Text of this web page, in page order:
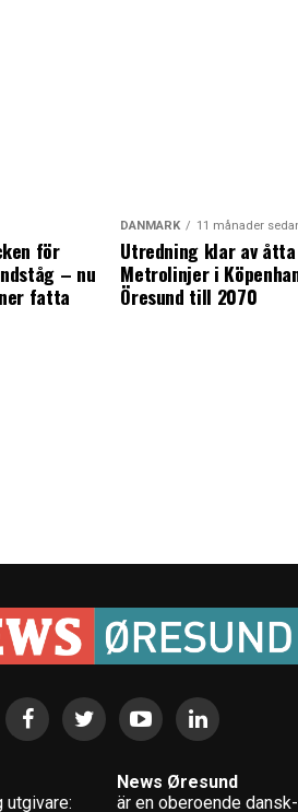
för
– nu
fatta
DANMARK 11 månader
Utredning klar av
Metrolinjer i
Öresund till 2070
utgivare:
News Øresund
är en oberoende